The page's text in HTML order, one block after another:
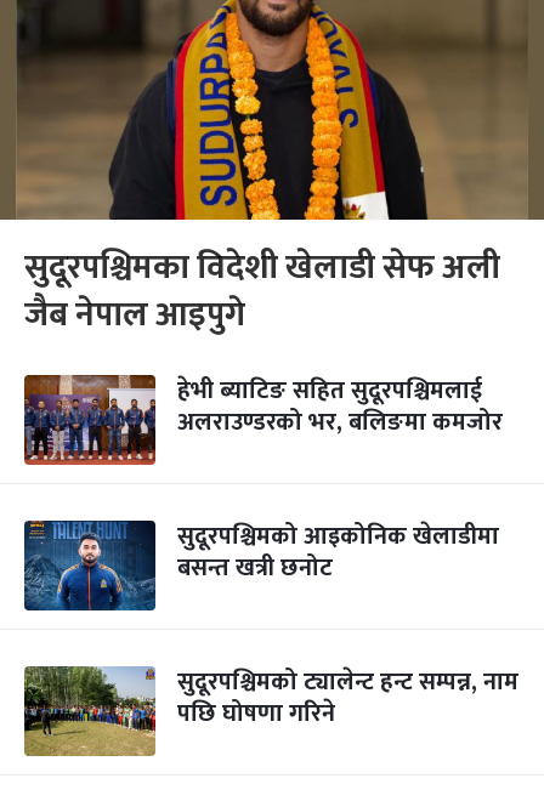
सुदूरपश्चिमका विदेशी खेलाडी सेफ अली
जैब नेपाल आइपुगे
हेभी ब्याटिङ सहित सुदूरपश्चिमलाई
अलराउण्डरको भर, बलिङमा कमजोर
सुदूरपश्चिमको आइकोनिक खेलाडीमा
बसन्त खत्री छनोट
सुदूरपश्चिमको ट्यालेन्ट हन्ट सम्पन्न, नाम
पछि घोषणा गरिने